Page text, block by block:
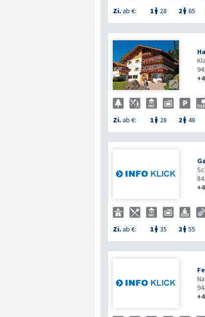
Zi.ab €: 1  28 2  65

Zi.ab €: 1  28 2  48
Zi.ab €: 1  35 2  55